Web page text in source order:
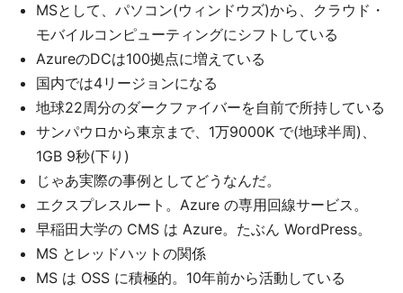
MSとして、パソコン(ウィンドウズ)から、クラウド・
モバイルコンピューティングにシフトしている
AzureのDCは100拠点に増えている
国内では4リージョンになる
地球22周分のダークファイバーを自前で所持している
サンパウロから東京まで、1万9000K で(地球半周)、
1GB 9秒(下り)
じゃあ実際の事例としてどうなんだ。
エクスプレスルート。Azure の専用回線サービス。
早稲田大学の CMS は Azure。たぶん WordPress。
MS とレッドハットの関係
MS は OSS に積極的。10年前から活動している